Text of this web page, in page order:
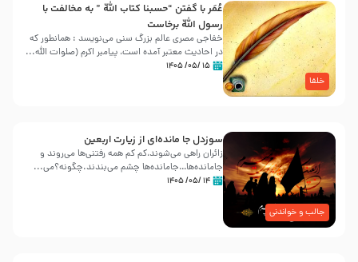
خلفا
عُمَر با گفتن “حسبنا كتاب اللّه ” به مخالفت با
رسول اللّه برخاست
خفاجی مصری عالم بزرگ سنی می‌نویسد : همانطور که
در احادیث معتبر آمده است، پیامبر اکرم (صلوات اللّه...
۱۵ /۰۵/ ۱۴۰۵
جالب و خواندنی
سوزدل جا مانده‌ای از زیارت اربعین
زائران راهی می‌شوند،کم‌ کم همه رفتنی‌ها می‌روند و
جامانده‌ها…جامانده‌ها چشم می‌بندند.چگونه؟می‌...
۱۴ /۰۵/ ۱۴۰۵